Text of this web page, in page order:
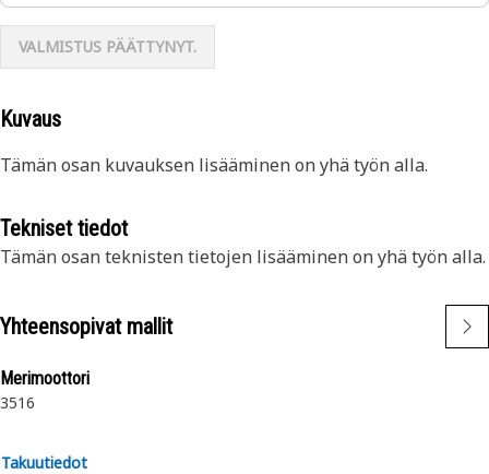
VALMISTUS PÄÄTTYNYT.
Kuvaus
Tämän osan kuvauksen lisääminen on yhä työn alla.
Tekniset tiedot
Tämän osan teknisten tietojen lisääminen on yhä työn alla.
Yhteensopivat mallit
Merimoottori
3516
Takuutiedot